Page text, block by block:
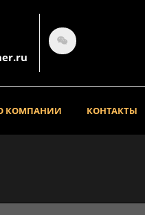
КОМПАНИИ КОНТАКТЫ